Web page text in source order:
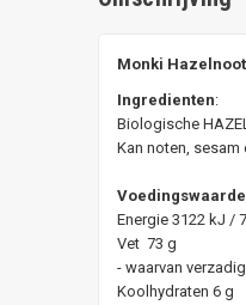
Monki
Ingredienten:
Biologische
Kan noten, sesam
Energie 3122 kJ /
Vet 73 g
- waarvan
Koolhydraten 6 g